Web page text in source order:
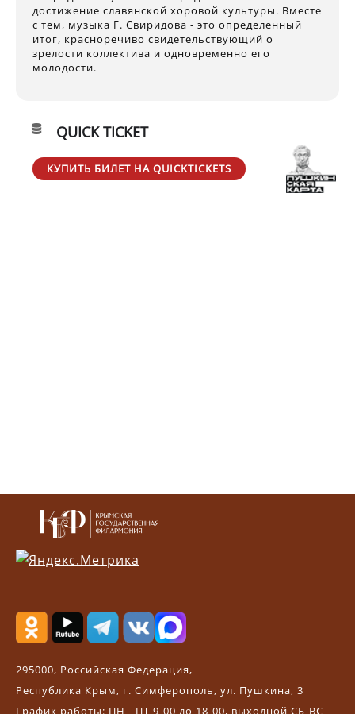
достижение славянской хоровой культуры. Вместе
с тем, музыка Г. Свиридова - это определенный
итог, красноречиво свидетельствующий о
зрелости коллектива и одновременно его
молодости.
QUICK TICKET
КУПИТЬ БИЛЕТ НА QUICKTICKETS
295000, Российская Федерация,
Республика Крым, г. Симферополь, ул. Пушкина, 3
График работы: ПН - ПТ 9-00 до 18-00, выходной СБ-ВС